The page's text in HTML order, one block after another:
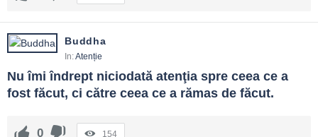
Buddha
In:Atenție
Nu îmi îndrept niciodată atenţia spre ceea ce a
fost făcut, ci către ceea ce a rămas de făcut.
0 154